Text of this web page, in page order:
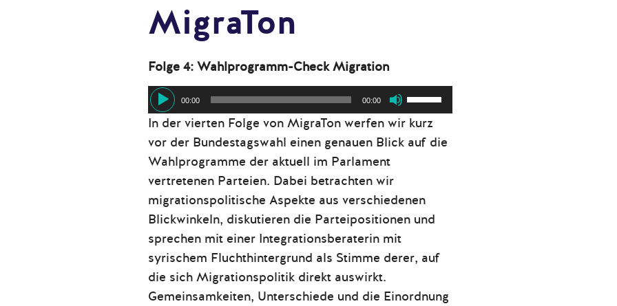
MigraTon
Folge 4: Wahlprogramm-Check Migration
Audio-
Player
00:00 00:00
Pfeiltasten
Hoch/Runter
In der vierten Folge von MigraTon werfen wir kurz
vor der Bundestagswahl einen genauen Blick auf die
Wahlprogramme der aktuell im Parlament
vertretenen Parteien. Dabei betrachten wir
migrationspolitische Aspekte aus verschiedenen
Blickwinkeln, diskutieren die Parteipositionen und
sprechen mit einer Integrationsberaterin mit
syrischem Fluchthintergrund als Stimme derer, auf
die sich Migrationspolitik direkt auswirkt.
Gemeinsamkeiten, Unterschiede und die Einordnung